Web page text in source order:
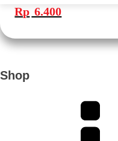
adalah:
Rp 22.200.
Rp 6.400ini
adalah:
Shop